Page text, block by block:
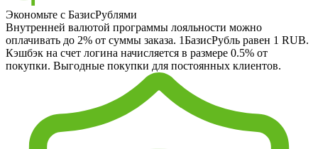
Экономьте с БазисРублями
Внутренней валютой программы лояльности можно
оплачивать до 2% от суммы заказа. 1БазисРубль равен 1 RUB.
Кэшбэк на счет логина начисляется в размере 0.5% от
покупки. Выгодные покупки для постоянных клиентов.